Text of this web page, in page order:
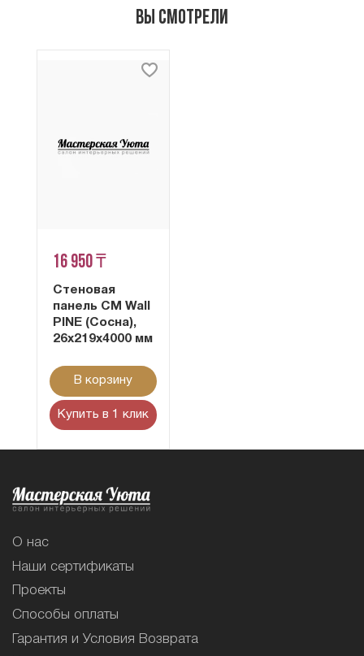
Вы смотрели
16 950 ₸
Стеновая
панель CM Wall
PINE (Сосна),
26x219x4000 мм
В корзину
Купить в 1 клик
О нас
Наши сертификаты
Проекты
Способы оплаты
Гарантия и Условия Возврата